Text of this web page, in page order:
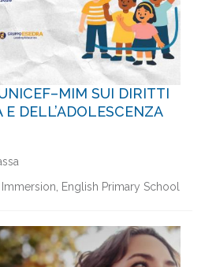
SUI DIRITTI
E DELL’ADOLESCENZA
Immersion, English Primary School